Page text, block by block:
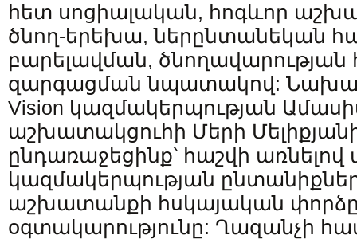
հետ սոցիալական, հոգևոր
ծնող-երեխա, ներընտանեկան
բարելավման, ծնողավարության
զարգացման նպատակով:
Vision կազմակերպության
աշխատակցուհի Մերի
ընդառաջեցինք՝ հաշվի առնելով
կազմակերպության
աշխատանքի հսկայական
օգտակարությունը: Ղազանչի